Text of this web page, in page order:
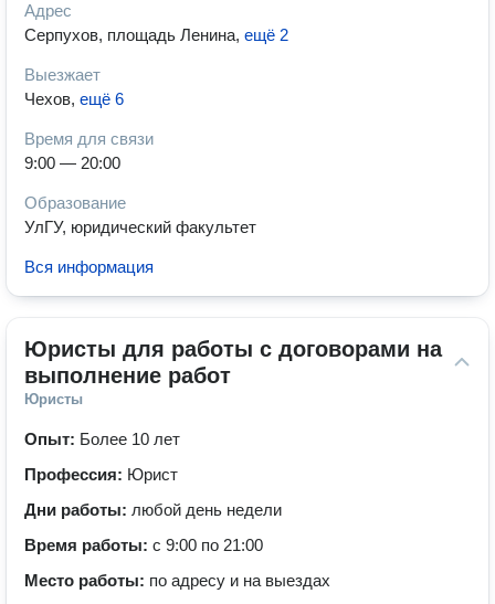
Адрес
Серпухов, площадь Ленина, ещё 2
Выезжает
Чехов, ещё 6
Время для связи
9:00 — 20:00
Образование
УлГУ, юридический факультет
Вся информация
Юристы для работы с договорами на
выполнение работ
Юристы
Опыт: Более 10 лет
Профессия: Юрист
Дни работы: любой день недели
Время работы: с 9:00 по 21:00
Место работы: по адресу и на выездах